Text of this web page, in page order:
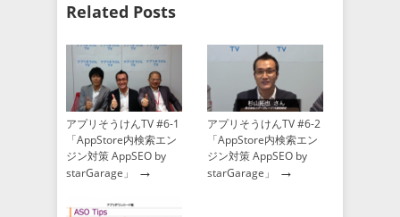
Related Posts
アプリそうけんTV #6-1
「AppStore内検索エン
ジン対策 AppSEO by
starGarage」
→
アプリそうけんTV #6-2
「AppStore内検索エン
ジン対策 AppSEO by
starGarage」
→